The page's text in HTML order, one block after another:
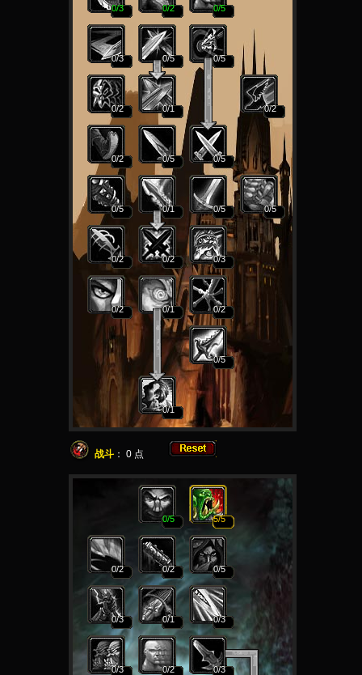
0/3 0/2 0/5
0/3 0/5 0/5
0/2 0/1 0/2
0/2 0/5 0/5
0/5 0/1 0/5 0/5
0/2 0/2 0/3
0/2 0/1 0/2
0/5
0/1
战斗 ： 0 点
0/5 5/5
0/2 0/2 0/5
0/3 0/1 0/3
0/3 0/2 0/3